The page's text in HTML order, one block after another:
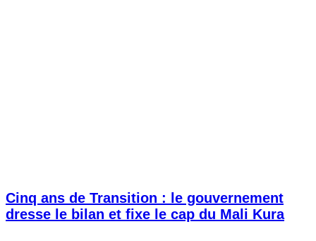
Cinq ans de Transition : le gouvernement
dresse le bilan et fixe le cap du Mali Kura